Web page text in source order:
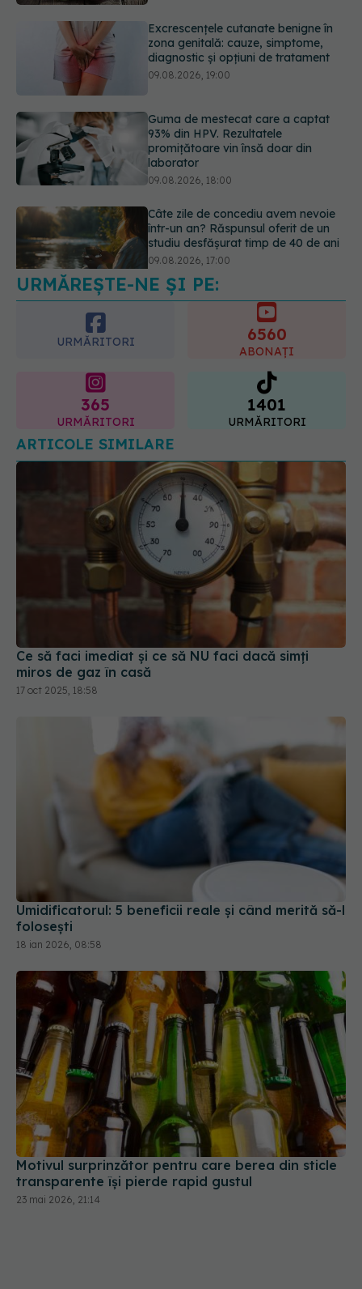
Guma de mestecat care a captat
93% din HPV. Rezultatele
promițătoare vin însă doar din
laborator
Câte zile de concediu avem nevoie
într-un an? Răspunsul oferit de un
studiu desfășurat timp de 40 de ani
Reclamele din platformele medicale
AI pot influența prescrierea
medicamentelor
09.08.2026, 21:00
URMĂREȘTE-NE ȘI PE:
URMĂRITORI 6560
ABONAȚI
365
URMĂRITORI
1401
URMĂRITORI
ARTICOLE SIMILARE
Ce să faci imediat și ce să NU faci dacă simți
miros de gaz în casă
17 oct 2025, 18:58
Umidificatorul: 5 beneficii reale și când merită să-l
folosești
18 ian 2026, 08:58
Motivul surprinzător pentru care berea din sticle
transparente își pierde rapid gustul
23 mai 2026, 21:14